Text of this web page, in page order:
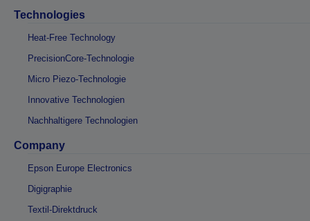
Technologies
Heat-Free Technology
PrecisionCore-Technologie
Micro Piezo-Technologie
Innovative Technologien
Nachhaltigere Technologien
Company
Epson Europe Electronics
Digigraphie
Textil-Direktdruck